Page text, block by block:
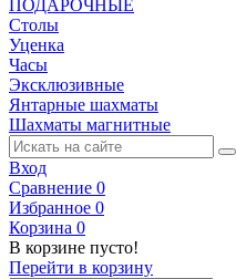
ПОДАРОЧНЫЕ
Столы
Уценка
Часы
Эксклюзивные
Янтарные шахматы
Шахматы магнитные
Вход
Сравнение 0
Избранное 0
Корзина 0
В корзине пусто!
Перейти в корзину